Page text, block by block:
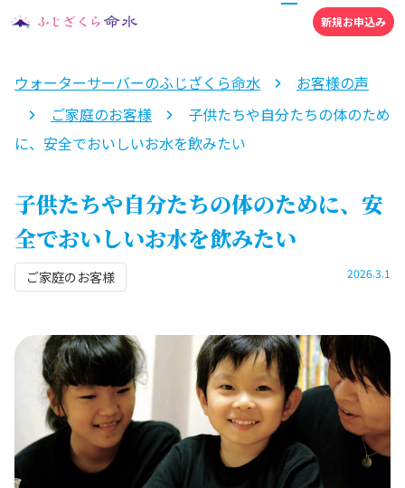
新規お申込み
ウォーターサーバーのふじざくら命水
お客様の声
ご家庭のお客様
子供たちや自分たちの体のため
に、安全でおいしいお水を飲みたい
子供たちや自分たちの体のために、安
全でおいしいお水を飲みたい
ご家庭のお客様 2026.3.1